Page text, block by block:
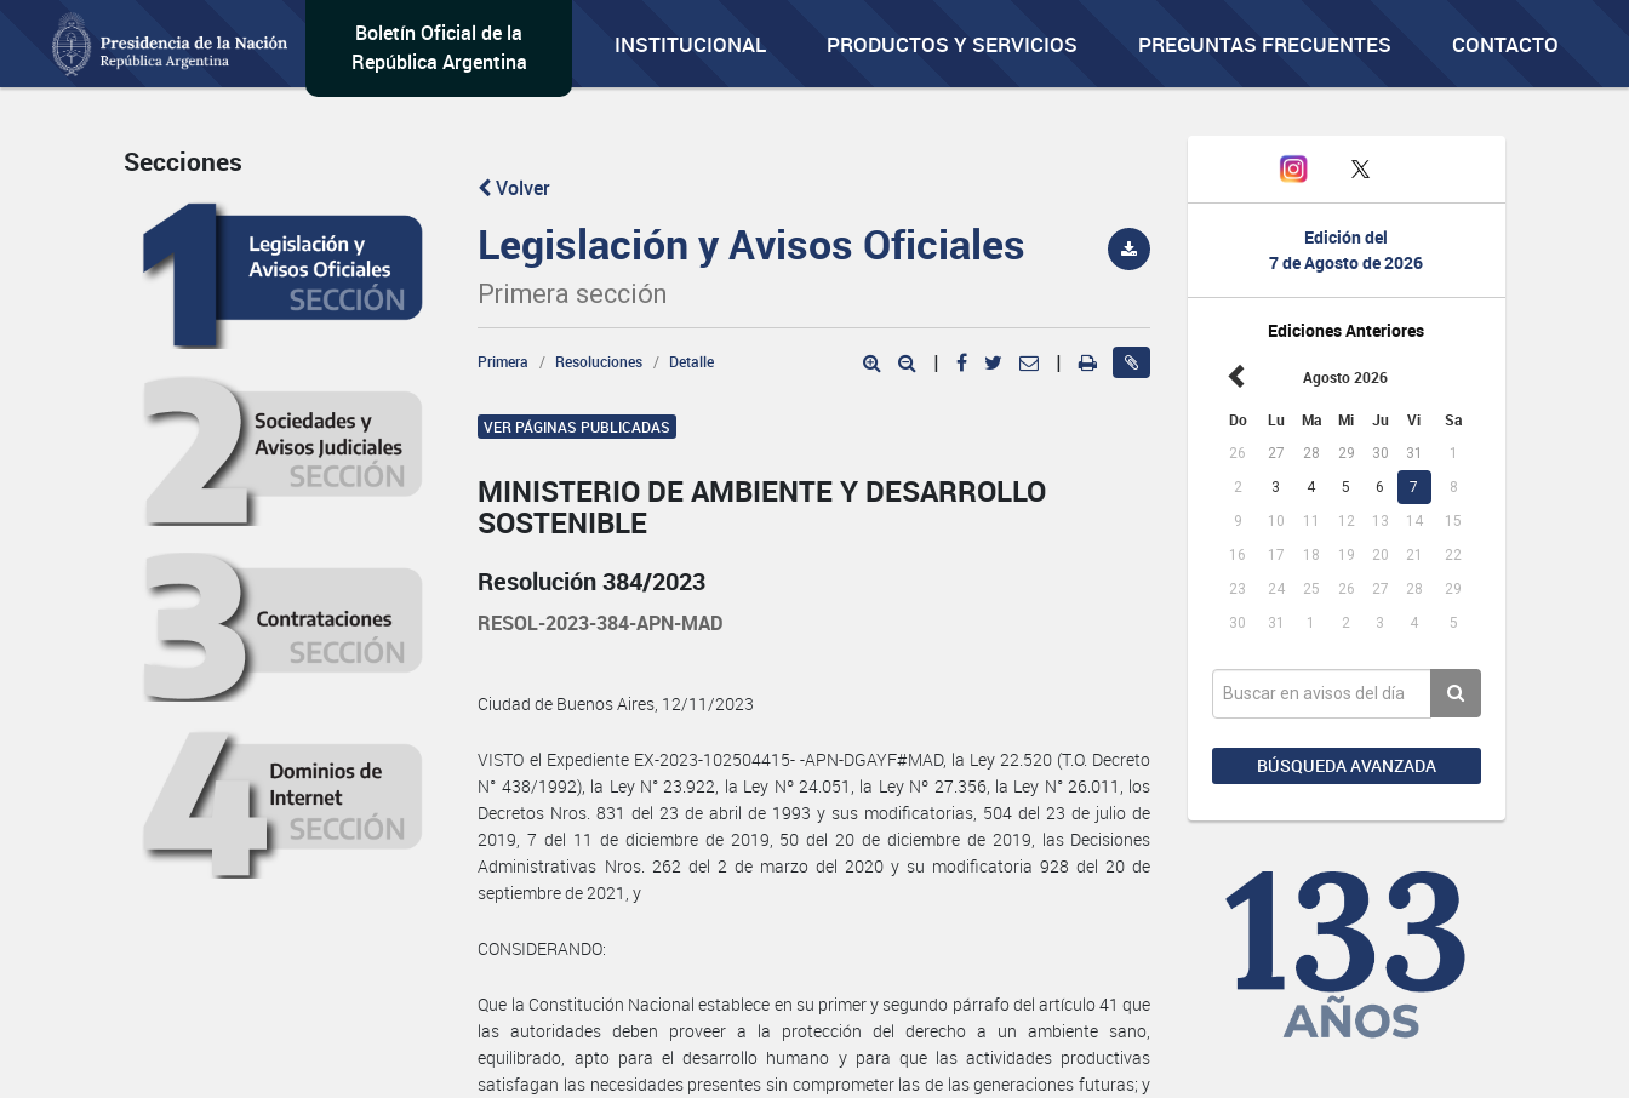
Boletín Oficial de la
República Argentina
INSTITUCIONAL PRODUCTOS Y SERVICIOS PREGUNTAS FRECUENTES CONTACTO
Edición del
7 de Agosto de 2026
Ediciones Anteriores
Agosto 2026
Do Lu Ma Mi Ju Vi Sa
26 27 28 29 30 31
1
2
3 4 5 6 7
8
9
10 11 12 13 14
15
16
17 18 19 20 21
22
23
24 25 26 27 28
29
30
31 1 2 3 4 5
BÚSQUEDA AVANZADA
Secciones
Volver
Legislación y Avisos Oficiales
Primera sección
Primera Resoluciones Detalle | |
VER PÁGINAS PUBLICADAS
MINISTERIO DE AMBIENTE Y DESARROLLO
SOSTENIBLE
Resolución 384/2023
RESOL-2023-384-APN-MAD
Ciudad de Buenos Aires, 12/11/2023
VISTO el Expediente EX-2023-102504415- -APN-DGAYF#MAD, la Ley 22.520 (T.O. Decreto
N° 438/1992), la Ley N° 23.922, la Ley Nº 24.051, la Ley Nº 27.356, la Ley N° 26.011, los
Decretos Nros. 831 del 23 de abril de 1993 y sus modificatorias, 504 del 23 de julio de
2019, 7 del 11 de diciembre de 2019, 50 del 20 de diciembre de 2019, las Decisiones
Administrativas Nros. 262 del 2 de marzo del 2020 y su modificatoria 928 del 20 de
septiembre de 2021, y
CONSIDERANDO:
Que la Constitución Nacional establece en su primer y segundo párrafo del artículo 41 que
las autoridades deben proveer a la protección del derecho a un ambiente sano,
equilibrado, apto para el desarrollo humano y para que las actividades productivas
satisfagan las necesidades presentes sin comprometer las de las generaciones futuras; y